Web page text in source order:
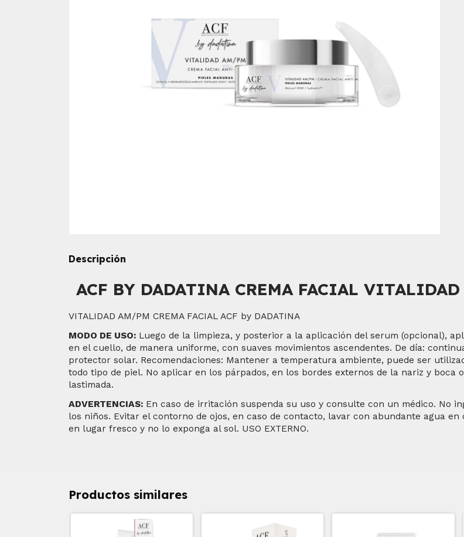
Descripción
ACF BY DADATINA CREMA FACIAL
VITALIDAD AM/PM CREMA FACIAL ACF by DADATINA
MODO DE USO: Luego de la limpieza, y posterior a la aplicación del serum (opcional),
en el cuello, de manera uniforme, con suaves movimientos ascendentes. De día:
protector solar. Recomendaciones: Mantener a temperatura ambiente, puede ser
todo tipo de piel. No aplicar en los párpados, en los bordes externos de la nariz y boca
lastimada.
ADVERTENCIAS: En caso de irritación suspenda su uso y consulte con un médico. No
los niños. Evitar el contorno de ojos, en caso de contacto, lavar con abundante agua en
en lugar fresco y no lo exponga al sol. USO EXTERNO.
Productos similares